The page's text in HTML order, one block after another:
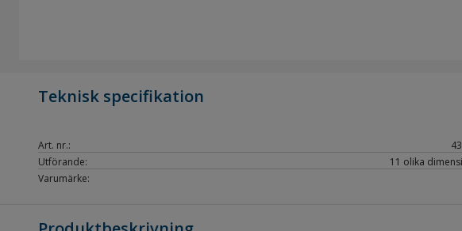
Teknisk specifikation
Art. nr.:
Utförande:
11 olika
Varumärke: